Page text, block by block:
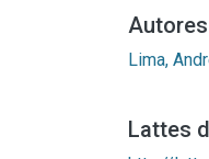
Autores
Lima,
Lattes